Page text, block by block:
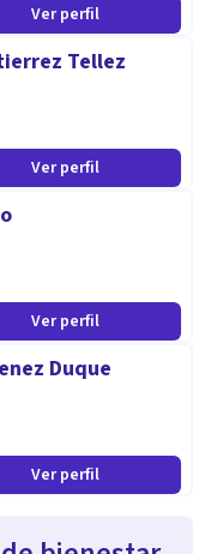
Ver perfil
Tellez
Ver perfil
Ver perfil
Duque
Ver perfil